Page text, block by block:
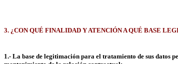
3. ¿CON QUÉ FINALIDAD Y ATENCIÓN A QUÉ BASE
1.- La base de legitimación para el tratamiento de sus datos